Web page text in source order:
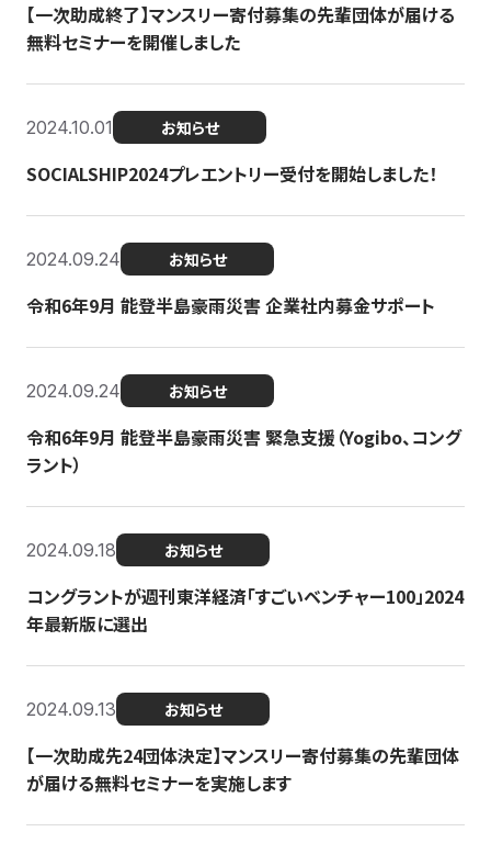
【一次助成終了】マンスリー寄付募集の先輩団体が届ける
無料セミナーを開催しました
2024.10.01 お知らせ
SOCIALSHIP2024プレエントリー受付を開始しました！
2024.09.24 お知らせ
令和6年9月 能登半島豪雨災害 企業社内募金サポート
2024.09.24 お知らせ
令和6年9月 能登半島豪雨災害 緊急支援（Yogibo、コング
ラント）
2024.09.18 お知らせ
コングラントが週刊東洋経済「すごいベンチャー100」2024
年最新版に選出
2024.09.13 お知らせ
【一次助成先24団体決定】マンスリー寄付募集の先輩団体
が届ける無料セミナーを実施します